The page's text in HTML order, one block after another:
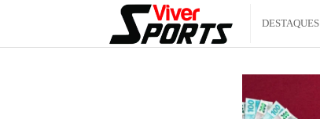
Viver
DESTAQUES